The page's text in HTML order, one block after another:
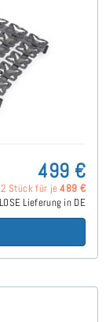
499 €
Stück für je489 €
Lieferung in DE